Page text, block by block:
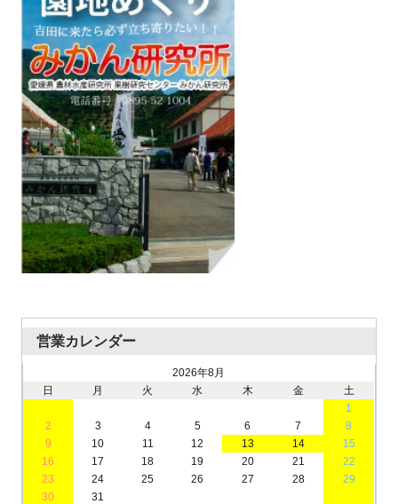
営業カレンダー
2026年8月
日
月 火 水 木 金
土
1
2
3 4 5 6 7
8
9
10 11 12 13 14
15
16
17 18 19 20 21
22
23
24 25 26 27 28
29
30
31